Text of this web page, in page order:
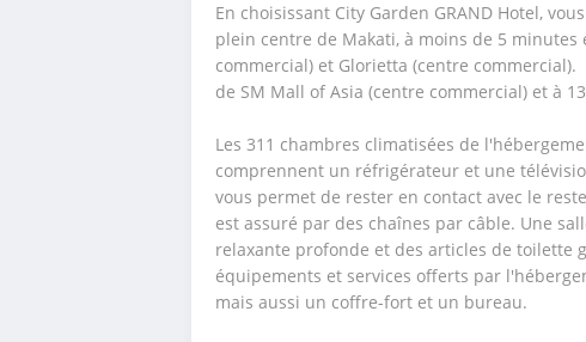
En choisissant City Garden GRAND Hotel,
plein centre de Makati, à moins de 5
commercial) et Glorietta (centre commercial).
de SM Mall of Asia (centre commercial) et à
Les 311 chambres climatisées de
comprennent un réfrigérateur et une
vous permet de rester en contact avec le
est assuré par des chaînes par câble. Une
relaxante profonde et des articles de toilette
équipements et services offerts par
mais aussi un coffre-fort et un bureau.